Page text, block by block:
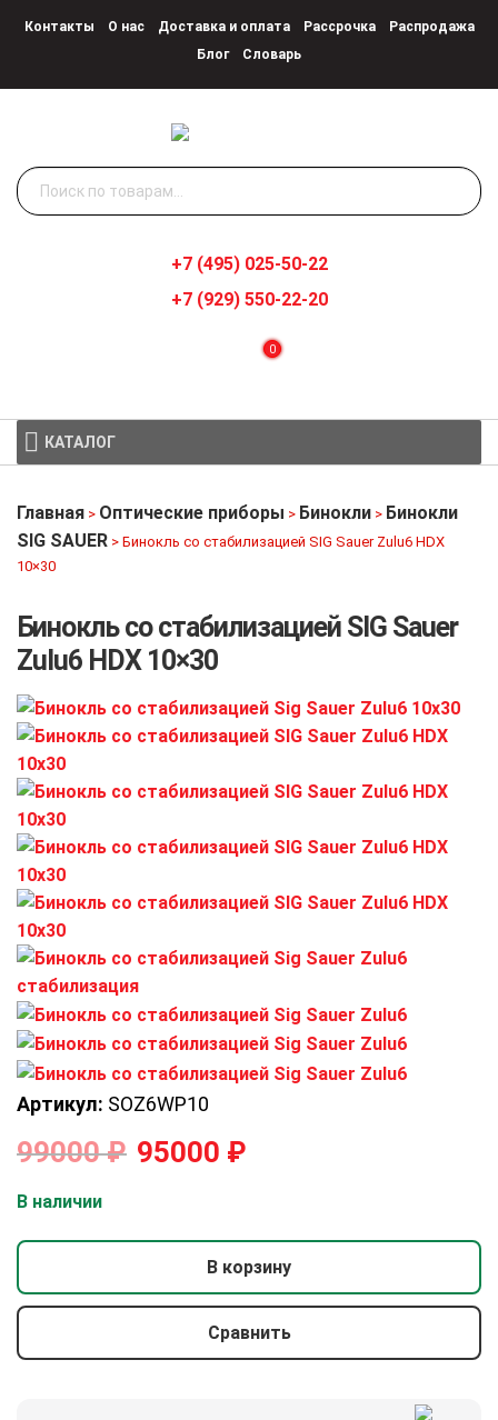
Контакты О нас Доставка и оплата Рассрочка
Распродажа
Блог
Словарь
Искать:
0
+7 (495) 025-50-22
+7 (929) 550-22-20
КАТАЛОГ
Главная > Оптические приборы > Бинокли > Бинокли
SIG SAUER > Бинокль со стабилизацией SIG Sauer Zulu6 HDX
10×30
Бинокль со стабилизацией SIG Sauer
Zulu6 HDX 10×30
Артикул: SOZ6WP10
99000₽ 95000 ₽
В наличии
В корзину
Сравнить